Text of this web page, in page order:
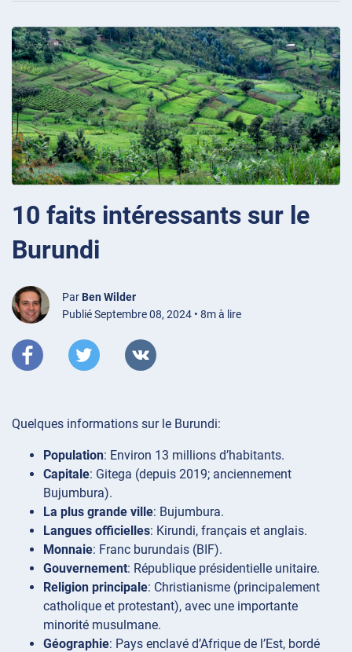
10 faits intéressants sur le
Burundi
Par Ben Wilder
Publié Septembre 08, 2024 • 8m à lire
Quelques informations sur le Burundi:
Population: Environ 13 millions d’habitants.
Capitale: Gitega (depuis 2019; anciennement
Bujumbura).
La plus grande ville: Bujumbura.
Langues officielles: Kirundi, français et anglais.
Monnaie: Franc burundais (BIF).
Gouvernement: République présidentielle unitaire.
Religion principale: Christianisme (principalement
catholique et protestant), avec une importante
minorité musulmane.
Géographie: Pays enclavé d’Afrique de l’Est, bordé